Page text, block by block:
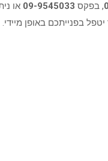
, בפקס 09-9545033 או